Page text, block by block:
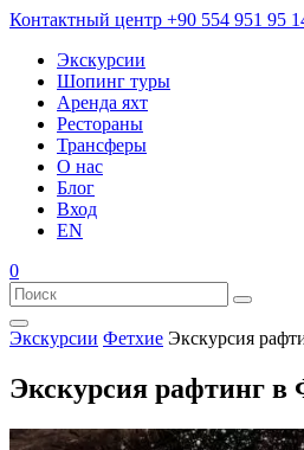
Контактный центр +90 554 951 95
Экскурсии
Шопинг туры
Аренда яхт
Рестораны
Трансферы
О нас
Блог
Вход
EN
0
Экскурсии Фетхие Экскурсия
Экскурсия рафтинг в